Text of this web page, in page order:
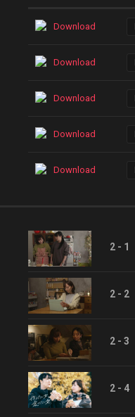
Download
Download
Download
Download
Download
2 - 1
2 - 2
2 - 3
2 - 4